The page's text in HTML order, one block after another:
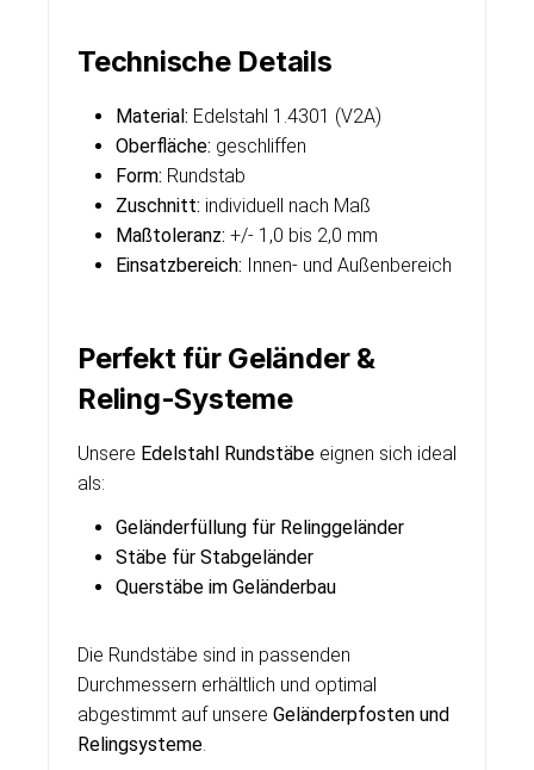
Technische Details
Material: Edelstahl 1.4301 (V2A)
Oberfläche: geschliffen
Form: Rundstab
Zuschnitt: individuell nach Maß
Maßtoleranz: +/- 1,0 bis 2,0 mm
Einsatzbereich: Innen- und Außenbereich
Perfekt für Geländer &
Reling-Systeme
Unsere Edelstahl Rundstäbe eignen sich ideal
als:
Geländerfüllung für Relinggeländer
Stäbe für Stabgeländer
Querstäbe im Geländerbau
Die Rundstäbe sind in passenden
Durchmessern erhältlich und optimal
abgestimmt auf unsere Geländerpfosten und
Relingsysteme.